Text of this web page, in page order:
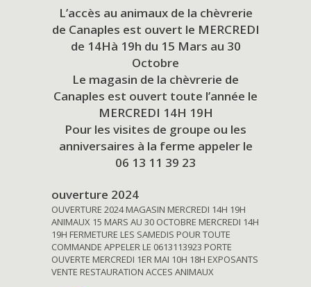
L’accès au animaux de la chèvrerie
de Canaples est ouvert le MERCREDI
de 14Hà 19h du 15 Mars au 30
Octobre
Le magasin de la chèvrerie de
Canaples est ouvert toute l’année le
MERCREDI 14H 19H
Pour les visites de groupe ou les
anniversaires à la ferme appeler le
06 13 11 39 23
ouverture 2024
OUVERTURE 2024 MAGASIN MERCREDI 14H 19H
ANIMAUX 15 MARS AU 30 OCTOBRE MERCREDI 14H
19H FERMETURE LES SAMEDIS POUR TOUTE
COMMANDE APPELER LE 0613113923 PORTE
OUVERTE MERCREDI 1ER MAI 10H 18H EXPOSANTS
VENTE RESTAURATION ACCES ANIMAUX